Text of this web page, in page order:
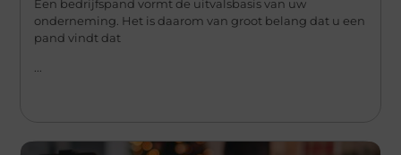
Een bedrijfspand vormt de uitvalsbasis van uw
onderneming. Het is daarom van groot belang dat u een
pand vindt dat